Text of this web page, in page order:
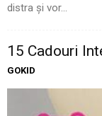
distra și vor...
15 Cadouri
GOKID